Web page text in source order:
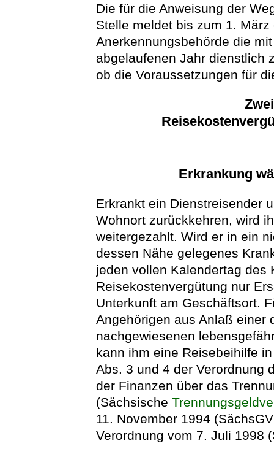
Die für die Anweisung der
Stelle meldet bis zum 1.
Anerkennungsbehörde die
abgelaufenen Jahr dienstlich
ob die Voraussetzungen für
Erkrankung
Erkrankt ein Dienstreisender
Wohnort zurückkehren, wird
weitergezahlt. Wird er in ein
dessen Nähe gelegenes
jeden vollen Kalendertag des
Reisekostenvergütung nur
Unterkunft am Geschäftsort.
Angehörigen aus Anlaß einer
nachgewiesenen
kann ihm eine Reisebeihilfe
Abs. 3 und 4 der Verordnung
der Finanzen über das
(Sächsische
11. November 1994
Verordnung vom 7. Juli 1998